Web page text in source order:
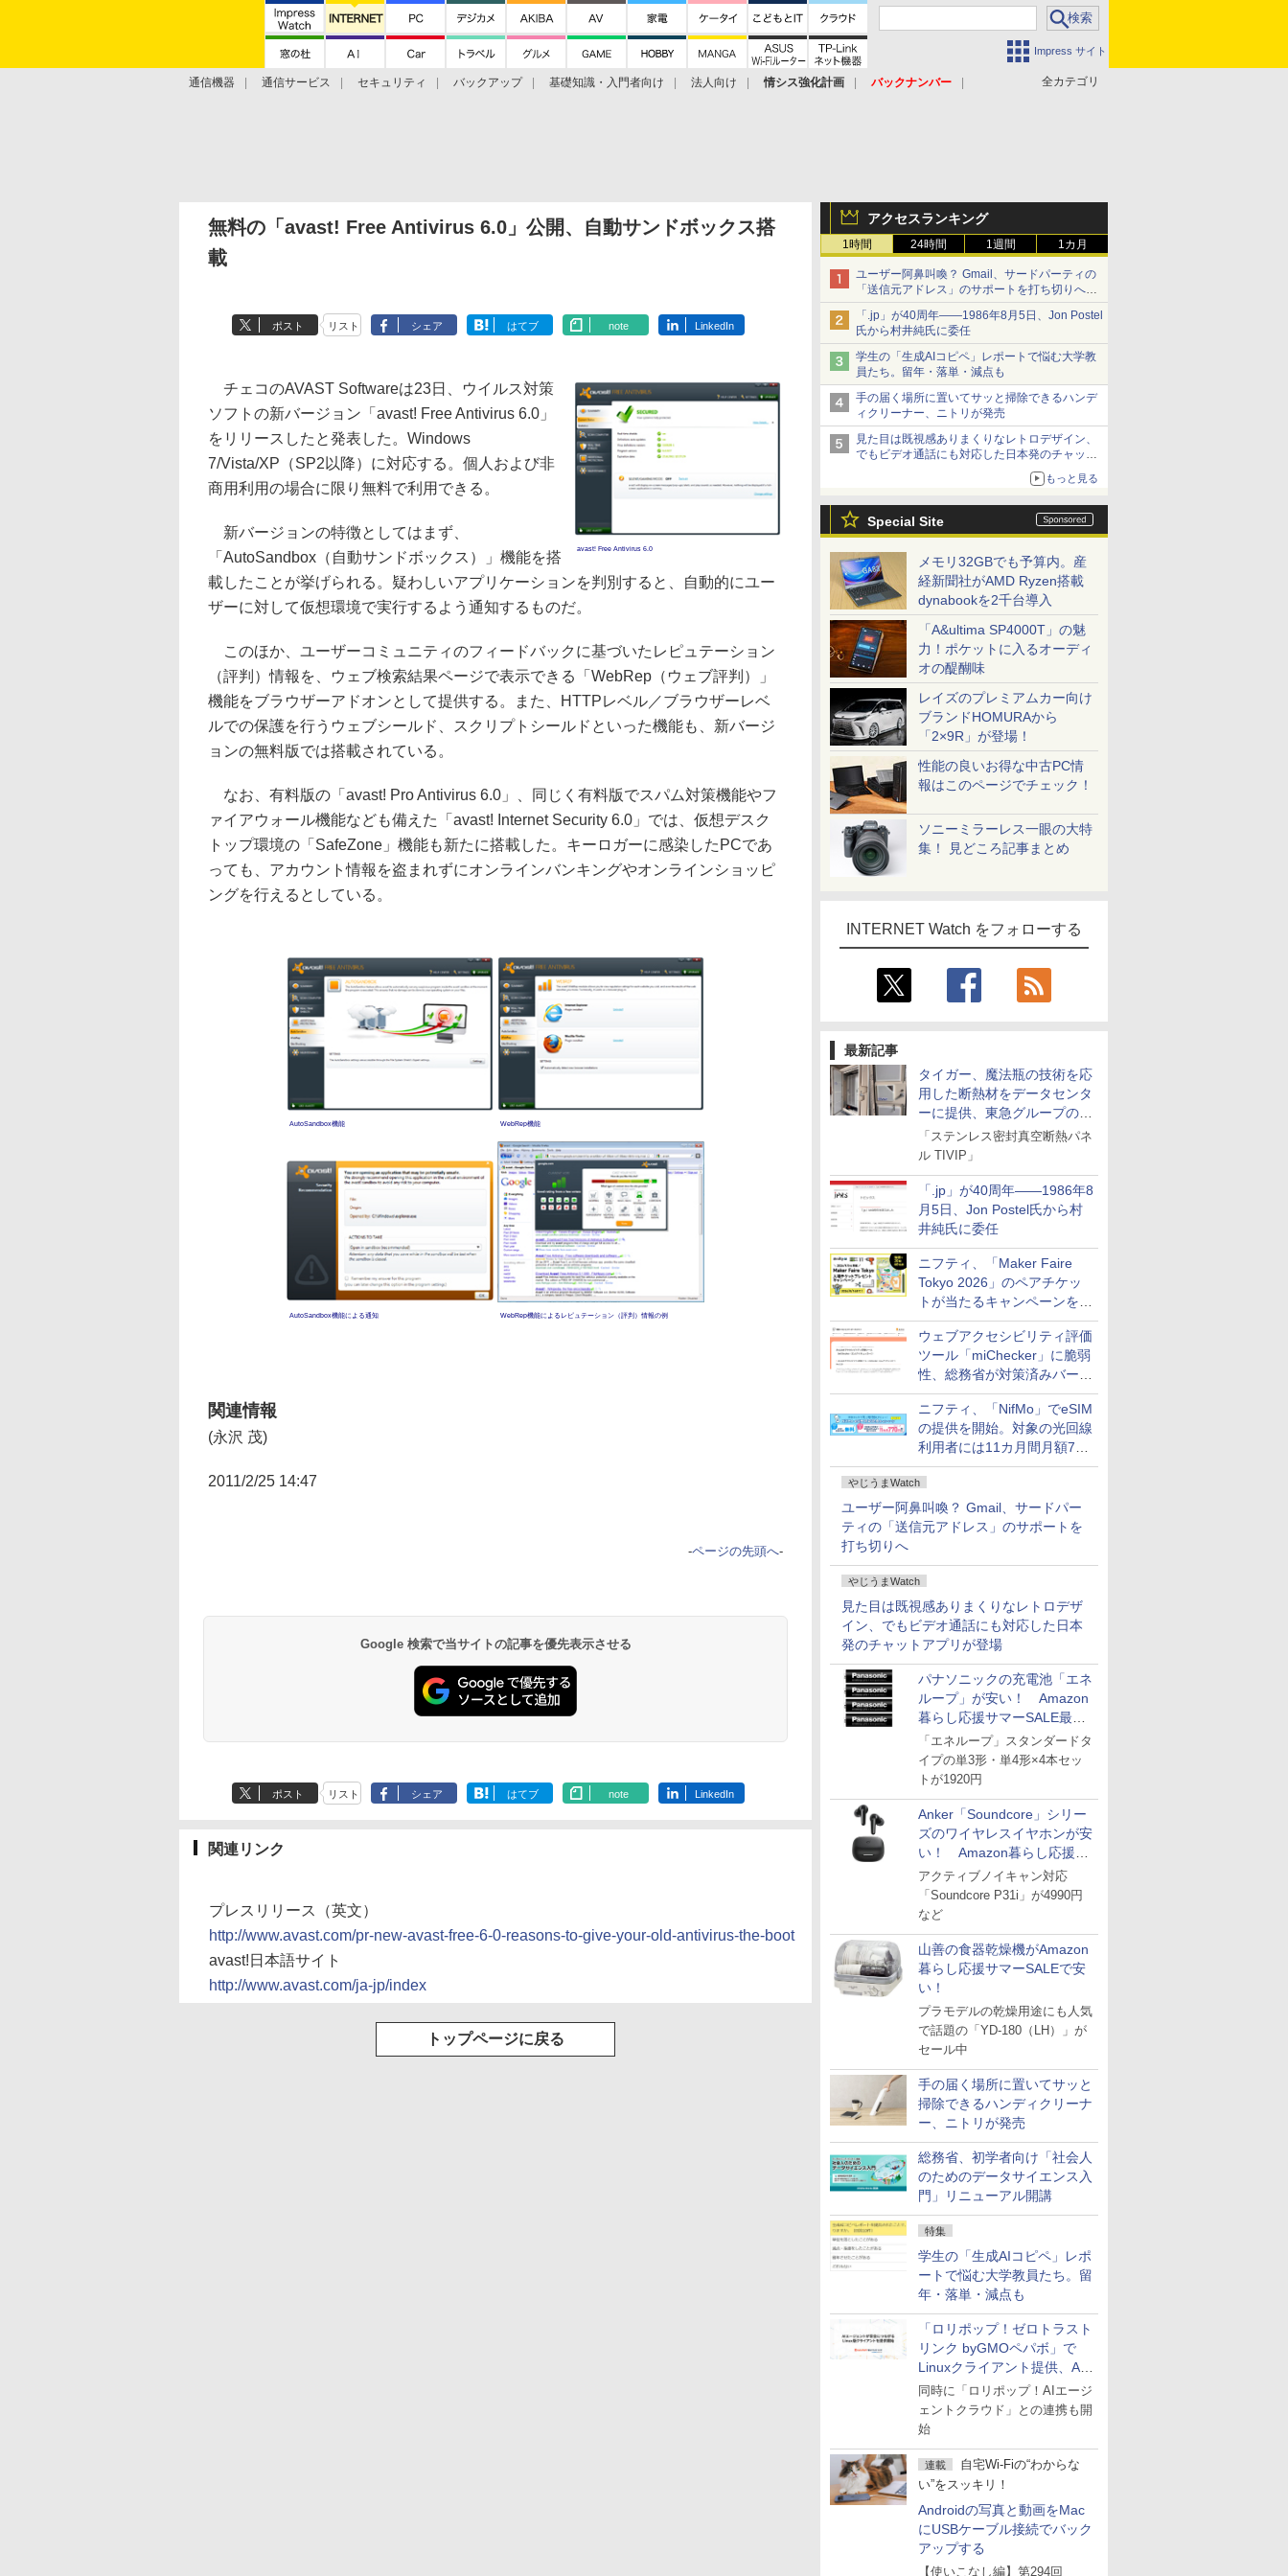
Impress サイト
全カテゴリ
通信機器 通信サービス セキュリティ バックアップ 基礎知識・入門者向け 法人向け 情シス強化計画
バックナンバー
アクセスランキング
1時間 24時間 1週間 1カ月
ユーザー阿鼻叫喚？ Gmail、サードパーティの
「送信元アドレス」のサポートを打ち切りへ
【やじうまWatch】
「.jp」が40周年――1986年8月5日、Jon Postel
氏から村井純氏に委任
学生の「生成AIコピペ」レポートで悩む大学教
員たち。留年・落単・減点も
手の届く場所に置いてサッと掃除できるハンデ
ィクリーナー、ニトリが発売
見た目は既視感ありまくりなレトロデザイン、
でもビデオ通話にも対応した日本発のチャット
もっと見る
Special Site
メモリ32GBでも予算内。産
経新聞社がAMD Ryzen搭載
dynabookを2千台導入
「A&ultima SP4000T」の魅
力！ポケットに入るオーディ
オの醍醐味
レイズのプレミアムカー向け
ブランドHOMURAから
「2×9R」が登場！
性能の良いお得な中古PC情
報はこのページでチェック！
ソニーミラーレス一眼の大特
集！ 見どころ記事まとめ
INTERNET Watch をフォローする
最新記事
タイガー、魔法瓶の技術を応
用した断熱材をデータセンタ
ーに提供、東急グループの実
証実験で
「ステンレス密封真空断熱パネ
ル TIVIP」
「.jp」が40周年――1986年8
月5日、Jon Postel氏から村
井純氏に委任
ニフティ、「Maker Faire
Tokyo 2026」のペアチケッ
トが当たるキャンペーンをX
で実施。8月16日まで
ウェブアクセシビリティ評価
ツール「miChecker」に脆弱
性、総務省が対策済みバージ
ョンへの更新を呼び掛け
ニフティ、「NifMo」でeSIM
の提供を開始。対象の光回線
利用者には11カ月間月額770
円割引のキャンペーン
やじうまWatch
ユーザー阿鼻叫喚？ Gmail、サードパー
ティの「送信元アドレス」のサポートを
打ち切りへ
やじうまWatch
見た目は既視感ありまくりなレトロデザ
イン、でもビデオ通話にも対応した日本
発のチャットアプリが登場
パナソニックの充電池「エネ
ループ」が安い！ Amazon
暮らし応援サマーSALE最終
日
「エネループ」スタンダードタ
イプの単3形・単4形×4本セッ
トが1920円
Anker「Soundcore」シリー
ズのワイヤレスイヤホンが安
い！ Amazon暮らし応援サ
マーSALE
アクティブノイキャン対応
「Soundcore P31i」が4990円
など
山善の食器乾燥機がAmazon
暮らし応援サマーSALEで安
い！
プラモデルの乾燥用途にも人気
で話題の「YD-180（LH）」が
セール中
手の届く場所に置いてサッと
掃除できるハンディクリーナ
ー、ニトリが発売
総務省、初学者向け「社会人
のためのデータサイエンス入
門」リニューアル開講
特集
学生の「生成AIコピペ」レポ
ートで悩む大学教員たち。留
年・落単・減点も
「ロリポップ！ゼロトラスト
リンク byGMOペパボ」で
Linuxクライアント提供、AI
エージェントの接続が容易に
同時に「ロリポップ！AIエージ
ェントクラウド」との連携も開
始
連載
自宅Wi-Fiの“わからな
い”をスッキリ！
Androidの写真と動画をMac
にUSBケーブル接続でバック
アップする
【使いこなし編】第294回
無料の「avast! Free Antivirus 6.0」公開、自動サンドボックス搭
載
ポスト リスト シェア はてブ note LinkedIn
avast! Free Antivirus 6.0
チェコのAVAST Softwareは23日、ウイルス対策
ソフトの新バージョン「avast! Free Antivirus 6.0」
をリリースしたと発表した。Windows
7/Vista/XP（SP2以降）に対応する。個人および非
商用利用の場合に限り無料で利用できる。
新バージョンの特徴としてはまず、
「AutoSandbox（自動サンドボックス）」機能を搭
載したことが挙げられる。疑わしいアプリケーションを判別すると、自動的にユー
ザーに対して仮想環境で実行するよう通知するものだ。
このほか、ユーザーコミュニティのフィードバックに基づいたレピュテーション
（評判）情報を、ウェブ検索結果ページで表示できる「WebRep（ウェブ評判）」
機能をブラウザーアドオンとして提供する。また、HTTPレベル／ブラウザーレベ
ルでの保護を行うウェブシールド、スクリプトシールドといった機能も、新バージ
ョンの無料版では搭載されている。
なお、有料版の「avast! Pro Antivirus 6.0」、同じく有料版でスパム対策機能やフ
ァイアウォール機能なども備えた「avast! Internet Security 6.0」では、仮想デスク
トップ環境の「SafeZone」機能も新たに搭載した。キーロガーに感染したPCであ
っても、アカウント情報を盗まれずにオンラインバンキングやオンラインショッピ
ングを行えるとしている。
AutoSandbox機能 WebRep機能
AutoSandbox機能による通知 WebRep機能によるレピュテーション（評判）情報の例
関連情報
(永沢 茂)
2011/2/25 14:47
-ページの先頭へ-
Google 検索で当サイトの記事を優先表示させる
ポスト リスト シェア はてブ note LinkedIn
関連リンク
プレスリリース（英文）
http://www.avast.com/pr-new-avast-free-6-0-reasons-to-give-your-old-antivirus-the-boot
avast!日本語サイト
http://www.avast.com/ja-jp/index
トップページに戻る